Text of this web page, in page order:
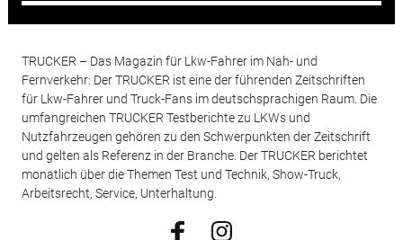
TRUCKER – Das Magazin für Lkw-Fahrer im Nah- und
Fernverkehr: Der TRUCKER ist eine der führenden Zeitschriften
für Lkw-Fahrer und Truck-Fans im deutschsprachigen Raum. Die
umfangreichen TRUCKER Testberichte zu LKWs und
Nutzfahrzeugen gehören zu den Schwerpunkten der Zeitschrift
und gelten als Referenz in der Branche. Der TRUCKER berichtet
monatlich über die Themen Test und Technik, Show-Truck,
Arbeitsrecht, Service, Unterhaltung.